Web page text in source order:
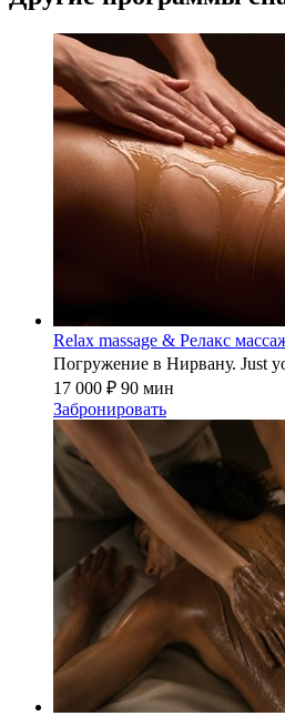
Relax massage & Релакс
Погружение в Нирвану. Just
17 000 ₽ 90 мин
Забронировать